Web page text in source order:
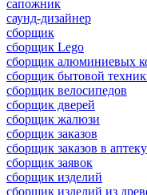
сапожник
саунд-дизайнер
сборщик
сборщик Lego
сборщик алюминиевых
сборщик бытовой
сборщик велосипедов
сборщик дверей
сборщик жалюзи
сборщик заказов
сборщик заказов в аптеку
сборщик заявок
сборщик изделий
сборщик изделий из